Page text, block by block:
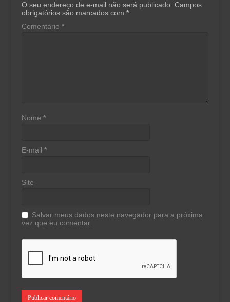
O seu endereço de e-mail não será publicado. Campos
obrigatórios são marcados com*
Comentário*
Nome*
E-mail*
Site
Salvar meus dados neste navegador para a próxima
vez que eu comentar.